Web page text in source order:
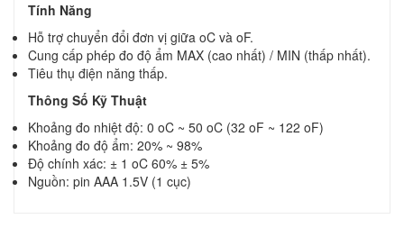
Tính Năng
Hỗ trợ chuyển đổi đơn vị giữa oC và oF.
Cung cấp phép đo độ ẩm MAX (cao nhất) / MIN (thấp nhất).
Tiêu thụ điện năng thấp.
Thông Số Kỹ Thuật
Khoảng đo nhiệt độ: 0 oC ~ 50 oC (32 oF ~ 122 oF)
Khoảng đo độ ẩm: 20% ~ 98%
Độ chính xác: ± 1 oC 60% ± 5%
Nguồn: pin AAA 1.5V (1 cục)